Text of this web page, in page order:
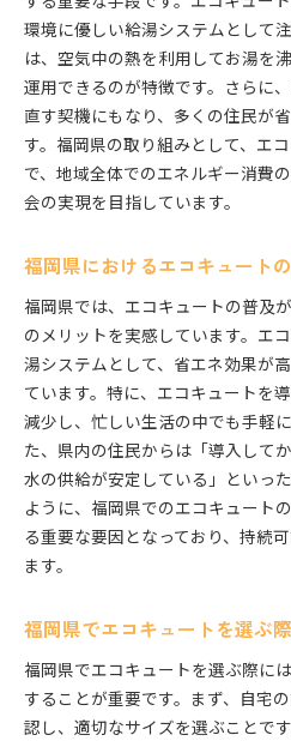
福岡県で注目される最
エコキュートと再生可
福岡県でのエコキュー
エコキュート導入によ
福岡県でのエコキュー
福岡県でのエコキュー
生活
福岡県内のエコキュー
エコキュート活用で得
果
福岡県でのエコキュー
エコキュート利用で福
活習慣
福岡県におけるエコキ
福岡県でのエコキュー
エコキュート導入で福
福岡県の未来を支える
エコキュートで福岡県
エコキュートの革新で
環境に優しい給湯システムとして
は、空気中の熱を利用してお湯を
運用できるのが特徴です。さらに
直す契機にもなり、多くの住民が
す。福岡県の取り組みとして、エ
で、地域全体でのエネルギー消費
会の実現を目指しています。
福岡県におけるエコキュート
福岡県では、エコキュートの普及
のメリットを実感しています。エ
湯システムとして、省エネ効果が
ています。特に、エコキュートを
減少し、忙しい生活の中でも手軽
た、県内の住民からは「導入して
水の供給が安定している」といっ
ように、福岡県でのエコキュート
る重要な要因となっており、持続
ます。
福岡県でエコキュートを選ぶ
福岡県でエコキュートを選ぶ際に
することが重要です。まず、自宅
認し、適切なサイズを選ぶことで